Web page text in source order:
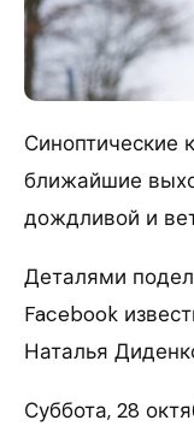
Синоптические
ближайшие
дождливой и
Деталями
Facebook
Наталья
Суббота, 28